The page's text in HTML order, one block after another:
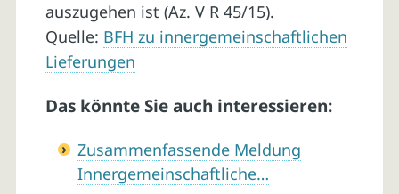
auszugehen ist (Az. V R 45/15).
Quelle: BFH zu innergemeinschaftlichen
Lieferungen
Das könnte Sie auch interessieren:
Zusammenfassende Meldung
Innergemeinschaftliche…